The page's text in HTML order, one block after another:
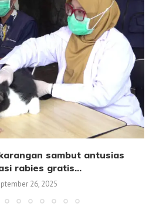
sambut antusias
rabies gratis...
26, 2025